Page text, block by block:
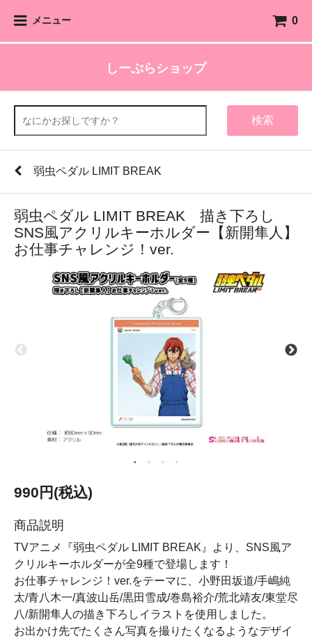
メニュー 0
しーぷらショップ
検索
弱虫ペダル LIMIT BREAK
弱虫ペダル LIMIT BREAK 描き下ろし
SNS風アクリルキーホルダー【新開隼人】
お仕事チャレンジ！ver.
990円(税込)
商品説明
TVアニメ『弱虫ペダル LIMIT BREAK』より、SNS風ア
クリルキーホルダーが全9種で登場します！
お仕事チャレンジ！ver.をテーマに、小野田坂道/手嶋純
太/青八木一/真波山岳/黒田雪成/巻島裕介/荒北靖友/東堂尽
八/新開隼人の描き下ろしイラストを使用しました。
お出かけ先でたくさん写真を撮りたくなるようなデザイ